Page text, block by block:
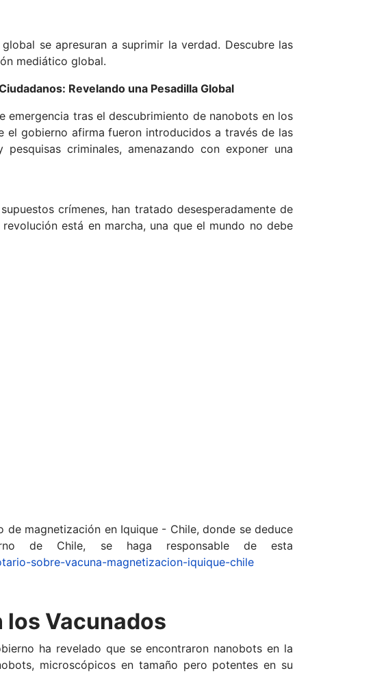
se apresuran a suprimir la verdad. Descubre las
mediático global.
Revelando una Pesadilla Global
tras el descubrimiento de nanobots en los
el gobierno afirma fueron introducidos a través de las
criminales, amenazando con exponer una
crímenes, han tratado desesperadamente de
está en marcha, una que el mundo no debe
magnetización en Iquique - Chile, donde se deduce
de Chile, se haga responsable de esta
sobre-vacuna-magnetizacion-iquique-chile
los Vacunados
ha revelado que se encontraron nanobots en la
microscópicos en tamaño pero potentes en su